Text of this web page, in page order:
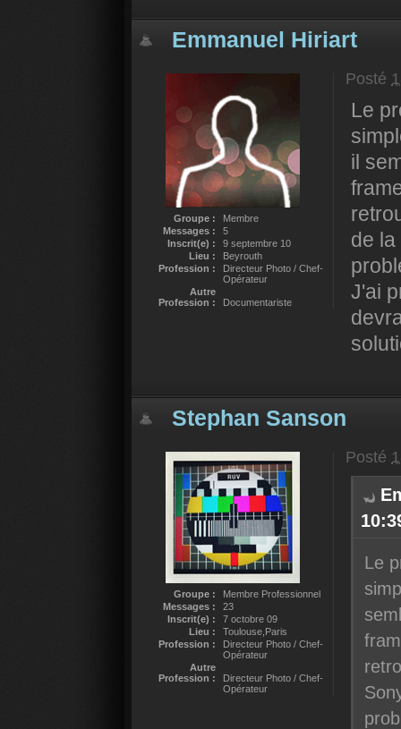
Emmanuel Hiriart
Groupe :
Membre
Messages :
5
Inscrit(e) :
9 septembre 10
Lieu :
Beyrouth
Profession :
Directeur Photo / Chef-
Opérateur
Autre
Profession :
Documentariste
Posté
Le
il
de
J'ai
Stephan Sanson
Groupe :
Membre Professionnel
Messages :
23
Inscrit(e) :
7 octobre 09
Lieu :
Toulouse,Paris
Profession :
Directeur Photo / Chef-
Opérateur
Autre
Profession :
Directeur Photo / Chef-
Opérateur
Posté
Le